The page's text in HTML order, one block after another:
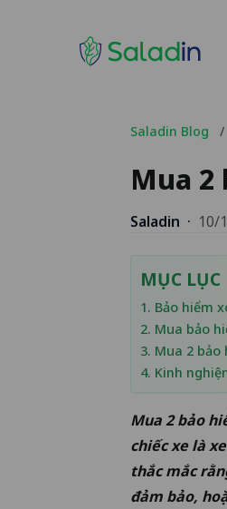
Saladin Blog /
Mua 2
Saladin · 10/
MỤC LỤC
1. Bảo hiểm
2. Mua bảo
3. Mua 2
4. Kinh
Mua 2 bảo
chiếc xe là
thắc mắc
đảm bảo,